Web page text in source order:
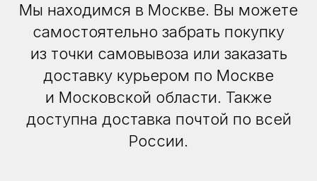
Мы находимся в Москве. Вы можете
самостоятельно забрать покупку
из точки самовывоза или заказать
доставку курьером по Москве
и Московской области. Также
доступна доставка почтой по всей
России.